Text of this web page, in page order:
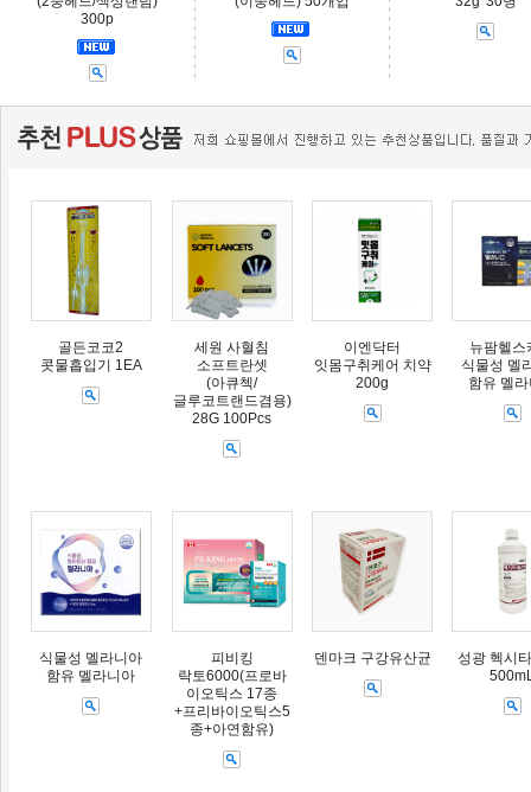
300p
골든코코2
콧물흡입기 1EA
세원 사혈침
소프트란셋
(아큐첵/
글루코트랜드겸용)
28G 100Pcs
이엔닥터
잇몸구취케어 치약
200g
뉴팜헬스
식물성 멜
함유 멜
식물성 멜라니아
함유 멜라니아
피비킹
락토6000(프로바
이오틱스 17종
+프리바이오틱스5
종+아연함유)
덴마크 구강유산균
성광 헥시